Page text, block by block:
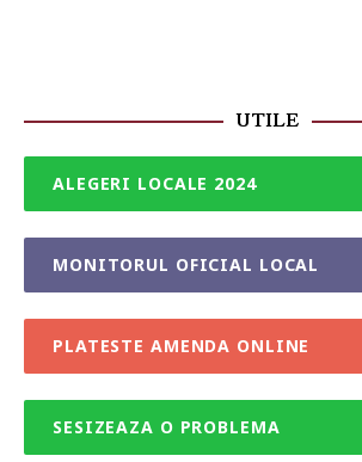
UTILE
ALEGERI LOCALE 2024
MONITORUL OFICIAL LOCAL
PLATESTE AMENDA ONLINE
SESIZEAZA O PROBLEMA